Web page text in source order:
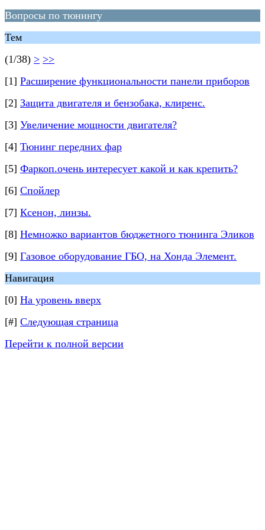
Вопросы по тюнингу
Тем
(1/38) > >>
[1] Расширение функциональности панели приборов
[2] Защита двигателя и бензобака, клиренс.
[3] Увеличение мощности двигателя?
[4] Тюнинг передних фар
[5] Фаркоп.очень интересует какой и как крепить?
[6] Спойлер
[7] Ксенон, линзы.
[8] Немножко вариантов бюджетного тюнинга Эликов
[9] Газовое оборудование ГБО, на Хонда Элемент.
Навигация
[0] На уровень вверх
[#] Следующая страница
Перейти к полной версии